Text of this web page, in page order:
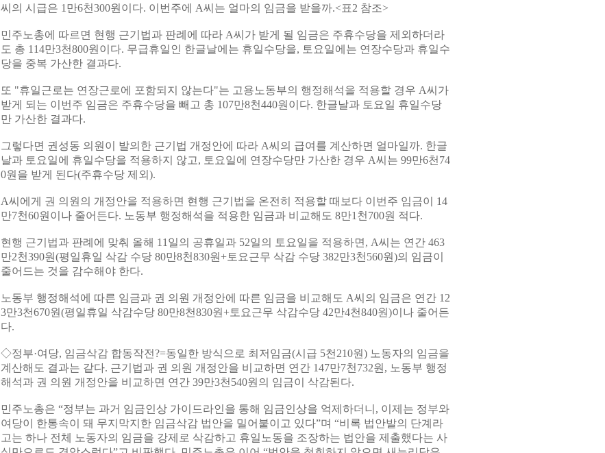
씨의 시급은 1만6천300원이다. 이번주에 A씨는 얼마의 임금을 받을까.<표2 참조>
민주노총에 따르면 현행 근기법과 판례에 따라 A씨가 받게 될 임금은 주휴수당을 제외하더라
도 총 114만3천800원이다. 무급휴일인 한글날에는 휴일수당을, 토요일에는 연장수당과 휴일수
당을 중복 가산한 결과다.
또 "휴일근로는 연장근로에 포함되지 않는다"는 고용노동부의 행정해석을 적용할 경우 A씨가
받게 되는 이번주 임금은 주휴수당을 빼고 총 107만8천440원이다. 한글날과 토요일 휴일수당
만 가산한 결과다.
그렇다면 권성동 의원이 발의한 근기법 개정안에 따라 A씨의 급여를 계산하면 얼마일까. 한글
날과 토요일에 휴일수당을 적용하지 않고, 토요일에 연장수당만 가산한 경우 A씨는 99만6천74
0원을 받게 된다(주휴수당 제외).
A씨에게 권 의원의 개정안을 적용하면 현행 근기법을 온전히 적용할 때보다 이번주 임금이 14
만7천60원이나 줄어든다. 노동부 행정해석을 적용한 임금과 비교해도 8만1천700원 적다.
현행 근기법과 판례에 맞춰 올해 11일의 공휴일과 52일의 토요일을 적용하면, A씨는 연간 463
만2천390원(평일휴일 삭감 수당 80만8천830원+토요근무 삭감 수당 382만3천560원)의 임금이
줄어드는 것을 감수해야 한다.
노동부 행정해석에 따른 임금과 권 의원 개정안에 따른 임금을 비교해도 A씨의 임금은 연간 12
3만3천670원(평일휴일 삭감수당 80만8천830원+토요근무 삭감수당 42만4천840원)이나 줄어든
다.
◇정부·여당, 임금삭감 합동작전?=동일한 방식으로 최저임금(시급 5천210원) 노동자의 임금을
계산해도 결과는 같다. 근기법과 권 의원 개정안을 비교하면 연간 147만7천732원, 노동부 행정
해석과 권 의원 개정안을 비교하면 연간 39만3천540원의 임금이 삭감된다.
민주노총은 “정부는 과거 임금인상 가이드라인을 통해 임금인상을 억제하더니, 이제는 정부와
여당이 한통속이 돼 무지막지한 임금삭감 법안을 밀어붙이고 있다”며 “비록 법안발의 단계라
고는 하나 전체 노동자의 임금을 강제로 삭감하고 휴일노동을 조장하는 법안을 제출했다는 사